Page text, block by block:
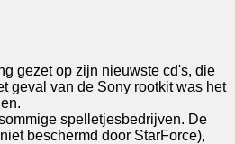
gezet op zijn nieuwste cd's, die
geval van de Sony rootkit was het
spelletjesbedrijven. De
beschermd door StarForce),